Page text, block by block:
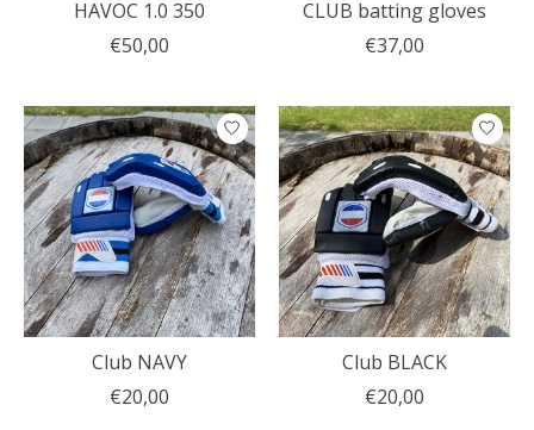
HAVOC 1.0 350
€50,00
CLUB batting gloves
€37,00
Club NAVY
€20,00
Club BLACK
€20,00